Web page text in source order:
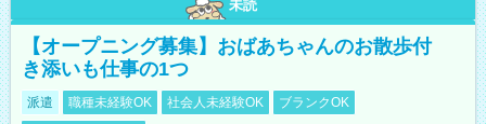
未読
【オープニング募集】おばあちゃんのお散歩付
き添いも仕事の1つ
派遣 職種未経験OK 社会人未経験OK
ブランクOK